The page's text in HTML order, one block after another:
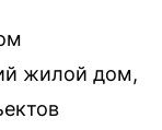
жилой дом,